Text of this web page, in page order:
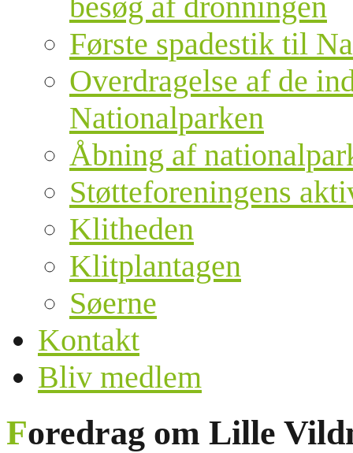
Første spadestik til
Overdragelse af de
Nationalparken
Åbning af
Støtteforeningens
Klitheden
Klitplantagen
Søerne
Kontakt
Bliv medlem
Foredrag om Lille